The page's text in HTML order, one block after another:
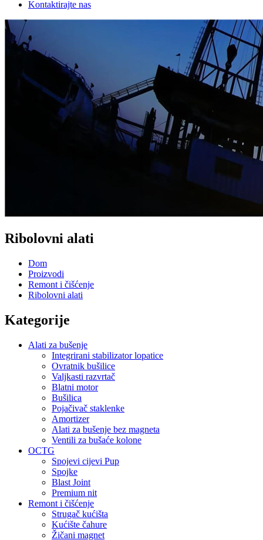
Kontaktirajte nas
Ribolovni alati
Dom
Proizvodi
Remont i čišćenje
Ribolovni alati
Kategorije
Alati za bušenje
Integrirani stabilizator lopatice
Ovratnik bušilice
Valjkasti razvrtač
Blatni motor
Bušilica
Pojačivač staklenke
Amortizer
Alati za bušenje bez magneta
Ventili za bušaće kolone
OCTG
Spojevi cijevi Pup
Spojke
Blast Joint
Premium nit
Remont i čišćenje
Strugač kućišta
Kućište čahure
Žičani magnet